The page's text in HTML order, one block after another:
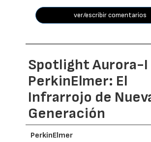
ver/escribir comentarios
Spotlight Aurora-I
PerkinElmer: El
Infrarrojo de
Generación
PerkinElmer